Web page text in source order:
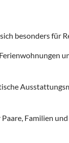
besonders für
Familien